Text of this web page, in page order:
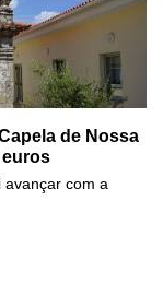
de Nossa
euros
avançar com a